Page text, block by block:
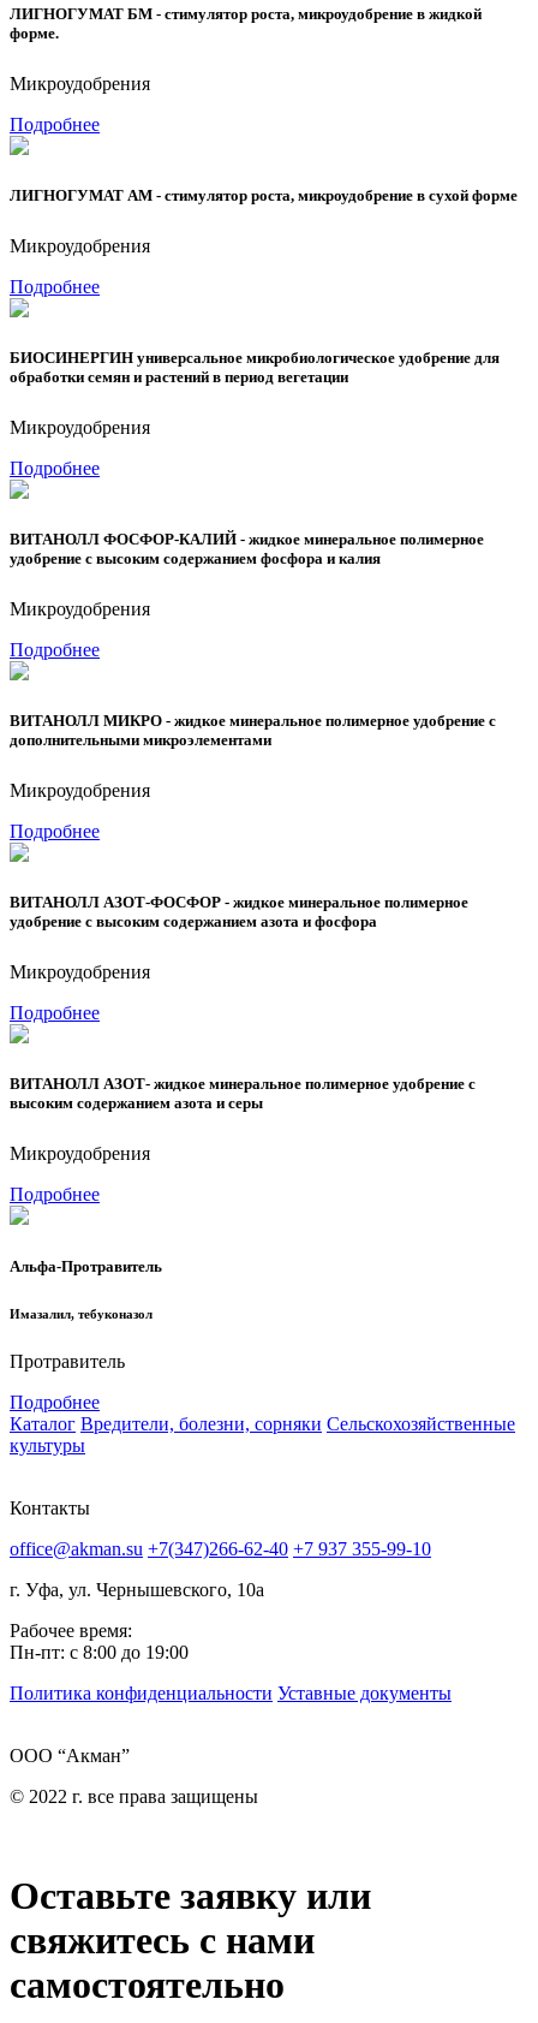
ЛИГНОГУМАТ БМ - стимулятор роста, микроудобрение в жидкой
форме.
Микроудобрения
Подробнее
ЛИГНОГУМАТ АМ - стимулятор роста, микроудобрение в сухой форме
Микроудобрения
Подробнее
БИОСИНЕРГИН универсальное микробиологическое удобрение для
обработки семян и растений в период вегетации
Микроудобрения
Подробнее
ВИТАНОЛЛ ФОСФОР-КАЛИЙ - жидкое минеральное полимерное
удобрение с высоким содержанием фосфора и калия
Микроудобрения
Подробнее
ВИТАНОЛЛ МИКРО - жидкое минеральное полимерное удобрение с
дополнительными микроэлементами
Микроудобрения
Подробнее
ВИТАНОЛЛ АЗОТ-ФОСФОР - жидкое минеральное полимерное
удобрение с высоким содержанием азота и фосфора
Микроудобрения
Подробнее
ВИТАНОЛЛ АЗОТ- жидкое минеральное полимерное удобрение с
высоким содержанием азота и серы
Микроудобрения
Подробнее
Альфа-Протравитель
Имазалил, тебуконазол
Протравитель
Подробнее
Каталог Вредители, болезни, сорняки Сельскохозяйственные
культуры
Контакты
office@akman.su +7(347)266-62-40 +7 937 355-99-10
г. Уфа, ул. Чернышевского, 10а
Рабочее время:
Пн-пт: с 8:00 до 19:00
Политика конфиденциальности Уставные документы
ООО “Акман”
© 2022 г. все права защищены
Оставьте заявку или
свяжитесь с нами
самостоятельно